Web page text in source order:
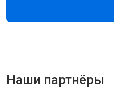
Наши партнёры